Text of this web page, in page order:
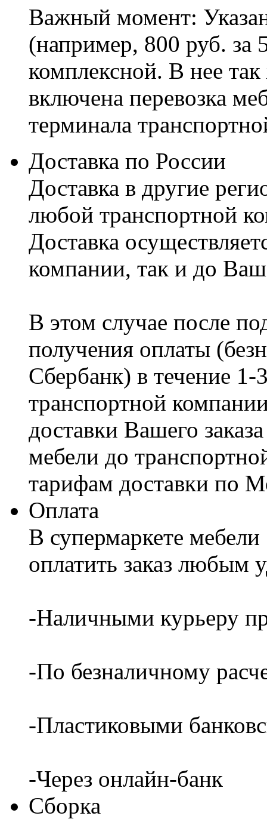
Важный момент:
(например, 800 руб. за
комплексной. В нее
включена перевозка
терминала
Доставка по России
Доставка в другие
любой транспортной
Доставка
компании, так и до
В этом случае после
получения оплаты
Сбербанк) в течение
транспортной
доставки Вашего
мебели до
тарифам доставки по
Оплата
В супермаркете
оплатить заказ любым
-Наличными курьеру
-По безналичному
-Пластиковыми
-Через онлайн-банк
Сборка